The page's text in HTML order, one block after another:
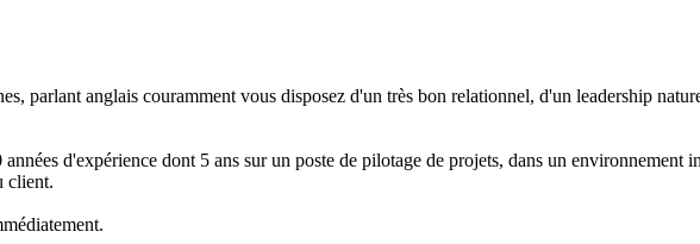
parlant anglais couramment vous disposez d'un très bon relationnel, d'un leadership
d'expérience dont 5 ans sur un poste de pilotage de projets, dans un environnement
client.